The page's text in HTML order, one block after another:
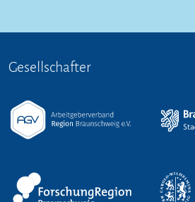
Gesellschafter